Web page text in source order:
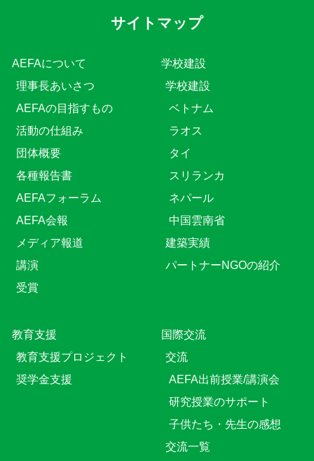
サイトマップ
AEFAについて
理事長あいさつ
AEFAの目指すもの
活動の仕組み
団体概要
各種報告書
AEFAフォーラム
AEFA会報
メディア報道
講演
受賞
学校建設
学校建設
ベトナム
ラオス
タイ
スリランカ
ネパール
中国雲南省
建築実績
パートナーNGOの紹介
教育⽀援
教育⽀援プロジェクト
奨学金支援
国際交流
交流
AEFA出前授業/講演会
研究授業のサポート
子供たち・先生の感想
交流一覧